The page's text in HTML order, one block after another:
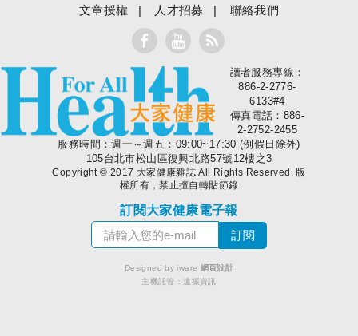
文章授權
人才招募 聯絡我們
大家健康
讀者服務專線：
886-2-2776-
6133#4
傳真電話：886-
2-2752-2455
服務時間：週一～週五：09:00~17:30 (例假日除外)
105台北市松山區復興北路57號12樓之3
Copyright © 2017 大家健康雜誌 All Rights Reserved. 版
權所有，禁止擅自轉貼節錄
訂閱大家健康電子報
Designed by iware 網頁設計
主機託管：遠振資訊